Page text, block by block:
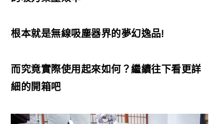
根本就是無線吸塵器界的夢幻逸品!
而究竟實際使用起來如何？繼續往下看更詳
細的開箱吧